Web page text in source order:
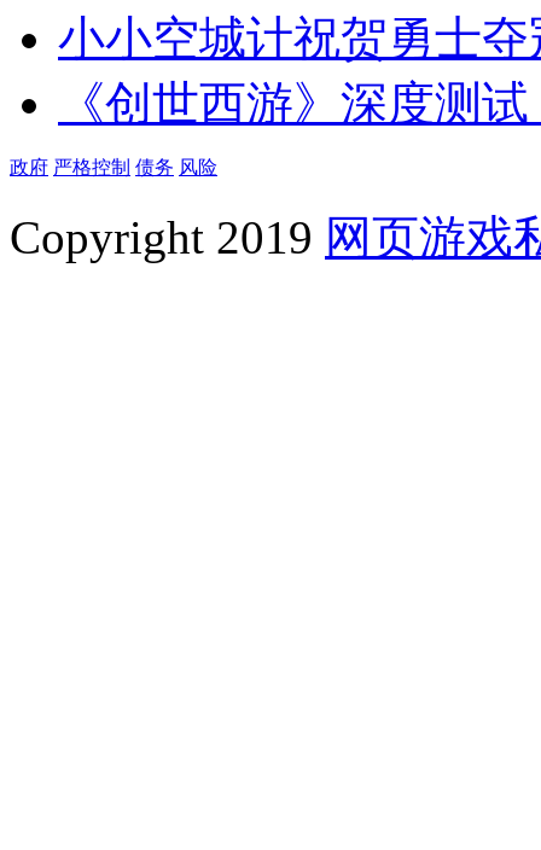
小小空城计祝贺勇士
《创世西游》深度测
政府 严格控制 债务 风险
Copyright 2019 网页游戏